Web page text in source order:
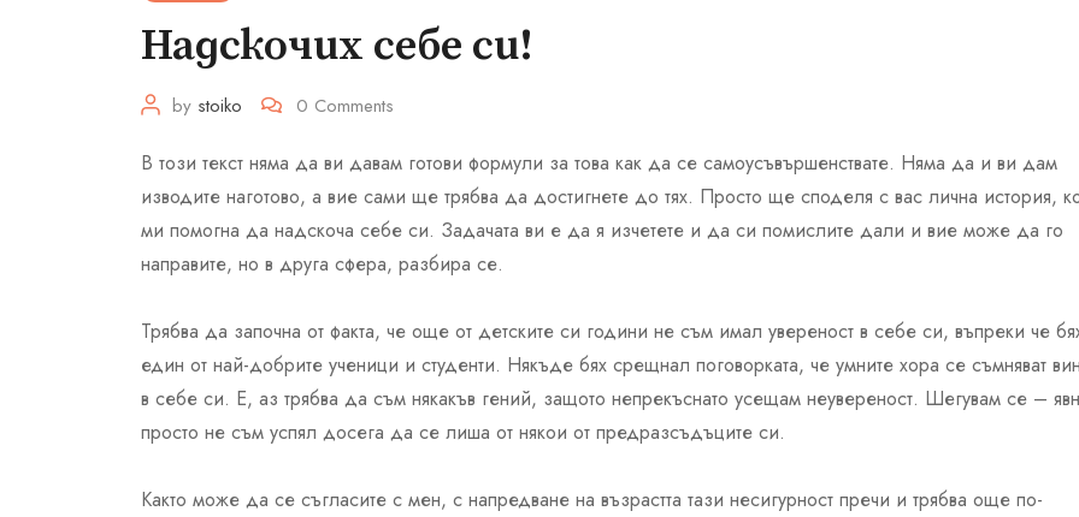
Надскочих себе си!
by stoiko 0 Comments
В този текст няма да ви давам готови формули за това как да се самоусъвършенствате. Няма да и ви дам
изводите наготово, а вие сами ще трябва да достигнете до тях. Просто ще споделя с вас лична история,
ми помогна да надскоча себе си. Задачата ви е да я изчетете и да си помислите дали и вие може да го
направите, но в друга сфера, разбира се.
Трябва да започна от факта, че още от детските си години не съм имал увереност в себе си, въпреки че
един от най-добрите ученици и студенти. Някъде бях срещнал поговорката, че умните хора се съмняват
в себе си. Е, аз трябва да съм някакъв гений, защото непрекъснато усещам неувереност. Шегувам се –
просто не съм успял досега да се лиша от някои от предразсъдъците си.
Както може да се съгласите с мен, с напредване на възрастта тази несигурност пречи и трябва още по-